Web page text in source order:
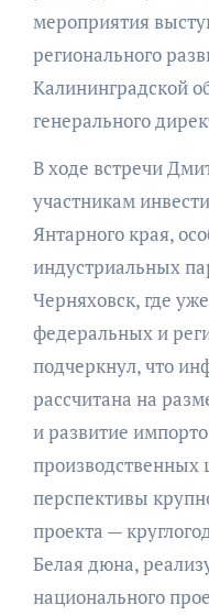
мероприятия
регионального
Калининградской
генерального
В ходе встречи
участникам
Янтарного края,
индустриальных
Черняховск, где
федеральных и
подчеркнул, что
рассчитана на
и развитие
производственных
перспективы
проекта —
Белая дюна,
национального